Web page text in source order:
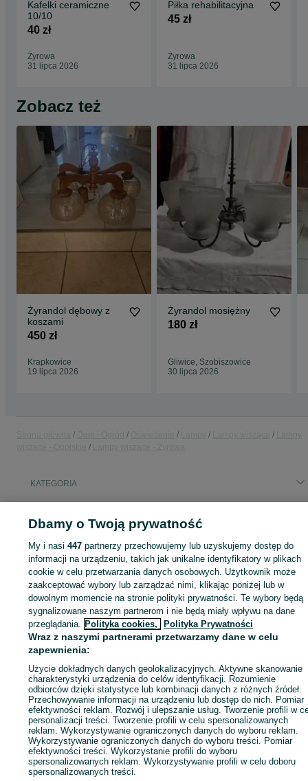
Kafelki ceramiczne
10/10
40 zł
Żyrowa
31 lipca 2026
Piłka rehabilitacyjna
45 zł
Żyrowa
31 lipca 2026
Zobacz też
Żyrandol dębowy z
koszami
450 zł
Krapkowice
19 lipca 2026
Żyrandol mosiężny
180 zł
Gliwice, Szobiszowice
30 lipca 2026
KATEGORIA
ID:1042190175
Zaloguj się lub załóż konto na OLX, aby skontaktować się z
sprzedającym
Zaloguj się / Załóż konto
Zadzwoń / SMS Wyślij wiadomość
Dbamy o Twoją prywatność
My i nasi447 partnerzy przechowujemy lub uzyskujemy dostęp do
informacji na urządzeniu, takich jak unikalne identyfikatory w plikach
cookie w celu przetwarzania danych osobowych. Użytkownik może
zaakceptować wybory lub zarządzać nimi, klikając poniżej lub w
dowolnym momencie na stronie polityki prywatności. Te wybory będą
sygnalizowane naszym partnerom i nie będą miały wpływu na dane
przeglądania. Polityka cookies, Polityka Prywatności
Wraz z naszymi partnerami przetwarzamy dane w celu
zapewnienia:
Użycie dokładnych danych geolokalizacyjnych. Aktywne skanowanie
charakterystyki urządzenia do celów identyfikacji. Rozumienie
odbiorców dzięki statystyce lub kombinacji danych z różnych źródeł.
Przechowywanie informacji na urządzeniu lub dostęp do nich. Pomiar
efektywności reklam. Rozwój i ulepszanie usług. Tworzenie profili w
personalizacji treści. Tworzenie profili w celu spersonalizowanych
reklam. Wykorzystywanie ograniczonych danych do wyboru reklam.
Wykorzystywanie ograniczonych danych do wyboru treści. Pomiar
efektywności treści. Wykorzystanie profili do wyboru
spersonalizowanych reklam. Wykorzystywanie profili w celu doboru
spersonalizowanych treści.